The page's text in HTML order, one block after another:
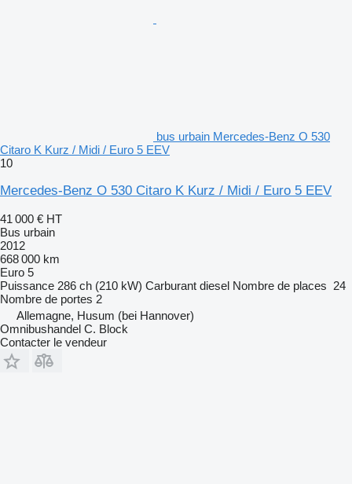
bus urbain Mercedes-Benz O 530
Citaro K Kurz / Midi / Euro 5 EEV
10
Mercedes-Benz O 530 Citaro K Kurz / Midi / Euro 5 EEV
41 000 € HT
Bus urbain
2012
668 000 km
Euro 5
Puissance 286 ch (210 kW) Carburant diesel Nombre de places 24
Nombre de portes 2
Allemagne, Husum (bei Hannover)
Omnibushandel C. Block
Contacter le vendeur